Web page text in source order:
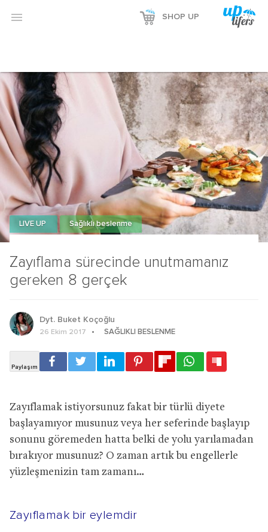
 SHOP UP
Zayıflama sürecinde unutmamanız
gereken 8 gerçek
LIVE UP Sağlıklı beslenme
Dyt. Buket Koçoğlu
26 Ekim 2017 SAĞLIKLI BESLENME
Zayıflamak istiyorsunuz fakat bir türlü diyete
başlayamıyor musunuz veya her seferinde başlayıp
sonunu göremeden hatta belki de yolu yarılamadan
bırakıyor musunuz? O zaman artık bu engellerle
yüzleşmenizin tam zamanı…
Zayıflamak bir eylemdir